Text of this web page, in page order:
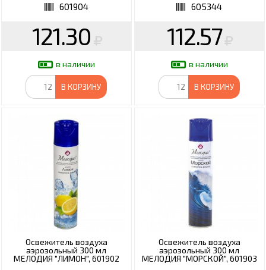
601904
121.30
в наличии
В КОРЗИНУ
605344
112.57
в наличии
В КОРЗИНУ
Освежитель воздуха
аэрозольный 300 мл
МЕЛОДИЯ "ЛИМОН", 601902
Освежитель воздуха
аэрозольный 300 мл
МЕЛОДИЯ "МОРСКОЙ", 601903